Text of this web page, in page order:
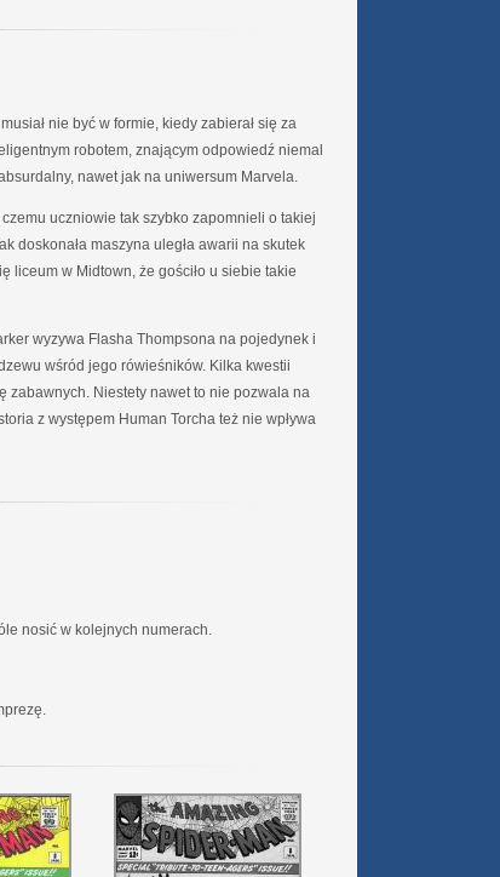
nie być w formie, kiedy zabierał się za
robotem, znającym odpowiedź niemal
nawet jak na uniwersum Marvela.
uczniowie tak szybko zapomnieli o takiej
doskonała maszyna uległa awarii na skutek
liceum w Midtown, że gościło u siebie takie
wyzywa Flasha Thompsona na pojedynek i
wśród jego rówieśników. Kilka kwestii
zabawnych. Niestety nawet to nie pozwala na
z występem Human Torcha też nie wpływa
nosić w kolejnych numerach.